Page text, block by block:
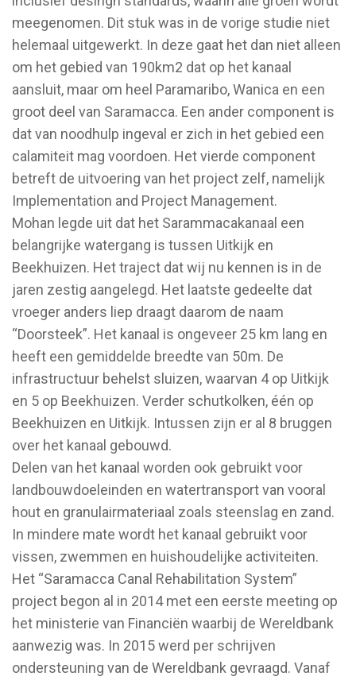
meegenomen. Dit stuk was in de vorige studie niet
helemaal uitgewerkt. In deze gaat het dan niet alleen
om het gebied van 190km2 dat op het kanaal
aansluit, maar om heel Paramaribo, Wanica en een
groot deel van Saramacca. Een ander component is
dat van noodhulp ingeval er zich in het gebied een
calamiteit mag voordoen. Het vierde component
betreft de uitvoering van het project zelf, namelijk
Implementation and Project Management.
Mohan legde uit dat het Sarammacakanaal een
belangrijke watergang is tussen Uitkijk en
Beekhuizen. Het traject dat wij nu kennen is in de
jaren zestig aangelegd. Het laatste gedeelte dat
vroeger anders liep draagt daarom de naam
“Doorsteek”. Het kanaal is ongeveer 25 km lang en
heeft een gemiddelde breedte van 50m. De
infrastructuur behelst sluizen, waarvan 4 op Uitkijk
en 5 op Beekhuizen. Verder schutkolken, één op
Beekhuizen en Uitkijk. Intussen zijn er al 8 bruggen
over het kanaal gebouwd.
Delen van het kanaal worden ook gebruikt voor
landbouwdoeleinden en watertransport van vooral
hout en granulairmateriaal zoals steenslag en zand.
In mindere mate wordt het kanaal gebruikt voor
vissen, zwemmen en huishoudelijke activiteiten.
Het “Saramacca Canal Rehabilitation System”
project begon al in 2014 met een eerste meeting op
het ministerie van Financiën waarbij de Wereldbank
aanwezig was. In 2015 werd per schrijven
ondersteuning van de Wereldbank gevraagd. Vanaf